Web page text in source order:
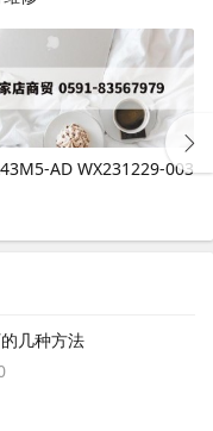
AD WX231229-003
几种方法